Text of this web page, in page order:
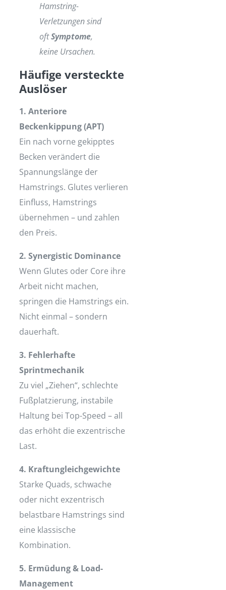
Hamstring-
Verletzungen sind
oftSymptome,
keine Ursachen.
Häufige versteckte
Auslöser
1. Anteriore
Beckenkippung (APT)
Ein nach vorne gekipptes
Becken verändert die
Spannungslänge der
Hamstrings. Glutes verlieren
Einfluss, Hamstrings
übernehmen – und zahlen
den Preis.
2. Synergistic Dominance
Wenn Glutes oder Core ihre
Arbeit nicht machen,
springen die Hamstrings ein.
Nicht einmal – sondern
dauerhaft.
3. Fehlerhafte
Sprintmechanik
Zu viel „Ziehen“, schlechte
Fußplatzierung, instabile
Haltung bei Top-Speed – all
das erhöht die exzentrische
Last.
4. Kraftungleichgewichte
Starke Quads, schwache
oder nicht exzentrisch
belastbare Hamstrings sind
eine klassische
Kombination.
5. Ermüdung & Load-
Management